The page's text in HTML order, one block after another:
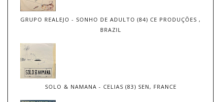
GRUPO REALEJO - SONHO DE ADULTO (84) CE PRODUÇÕES ,
BRAZIL
SOLO & NAMANA - CELIAS (83) SEN, FRANCE